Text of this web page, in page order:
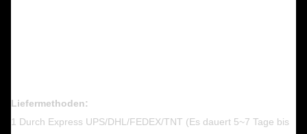
Liefermethoden:
1 Durch Express UPS/DHL/FEDEX/TNT (Es dauert 5~7 Tage bis